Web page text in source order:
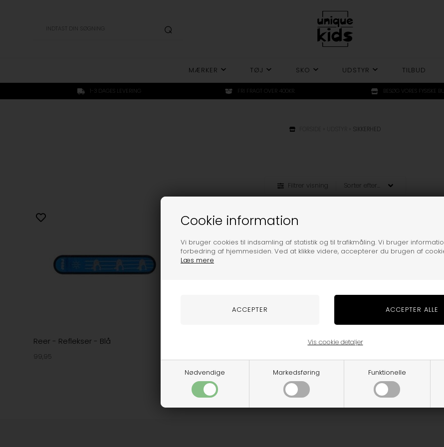
Cookie information
Vi bruger cookies til indsamling af statistik og til trafikmåling. Vi bruger
forbedring af hjemmesiden. Ved at klikke videre, accepterer du brugen af
Læs mere
Nødvendige Markedsføring Funktionelle
Vis cookie detaljer
MÆRKER TØJ SKO UDSTYR TILBUD
1-3 DAGES LEVERING FRI FRAGT OVER 400KR. BESØG VORES FYSISKE
SIKKERHED
Filtrer visning
Reer - Reflekser - Blå
99,95